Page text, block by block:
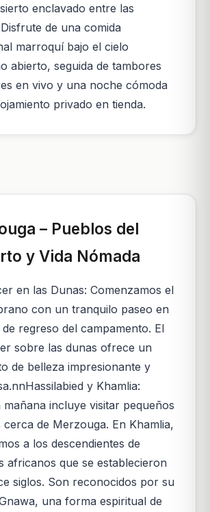
enclavado entre las
de una comida
marroquí bajo el cielo
abierto, seguida de tambores
en vivo y una noche cómoda
privado en tienda.
– Pueblos del
y Vida Nómada
en las Dunas: Comenzamos el
con un tranquilo paseo en
regreso del campamento. El
sobre las dunas ofrece un
de belleza impresionante y
y Khamlia:
mañana incluye visitar pequeños
cerca de Merzouga. En Khamlia,
a los descendientes de
africanos que se establecieron
siglos. Son reconocidos por su
una forma espiritual de